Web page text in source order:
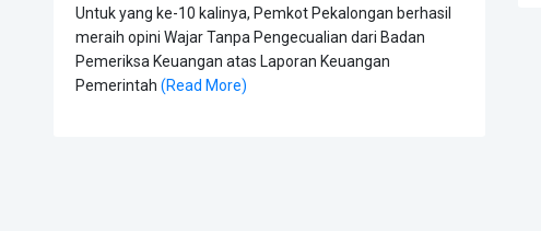
Untuk yang ke-10 kalinya, Pemkot Pekalongan berhasil
meraih opini Wajar Tanpa Pengecualian dari Badan
Pemeriksa Keuangan atas Laporan Keuangan
Pemerintah (Read More)